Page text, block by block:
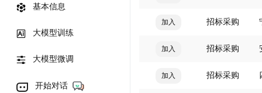
基本信息
大模型训练
大模型微调
开始对话
加入 招标采购
加入 招标采购
加入 招标采购